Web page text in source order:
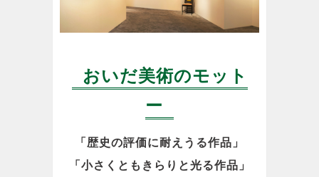
おいだ美術のモット
ー
「歴史の評価に耐えうる作品」
「小さくともきらりと光る作品」